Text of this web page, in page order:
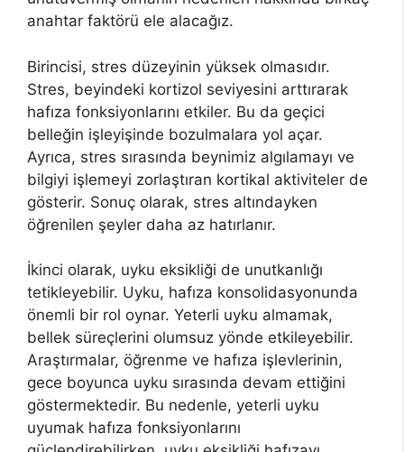
anahtar faktörü ele alacağız.
Birincisi, stres düzeyinin yüksek olmasıdır.
Stres, beyindeki kortizol seviyesini arttırarak
hafıza fonksiyonlarını etkiler. Bu da geçici
belleğin işleyişinde bozulmalara yol açar.
Ayrıca, stres sırasında beynimiz algılamayı ve
bilgiyi işlemeyi zorlaştıran kortikal aktiviteler de
gösterir. Sonuç olarak, stres altındayken
öğrenilen şeyler daha az hatırlanır.
İkinci olarak, uyku eksikliği de unutkanlığı
tetikleyebilir. Uyku, hafıza konsolidasyonunda
önemli bir rol oynar. Yeterli uyku almamak,
bellek süreçlerini olumsuz yönde etkileyebilir.
Araştırmalar, öğrenme ve hafıza işlevlerinin,
gece boyunca uyku sırasında devam ettiğini
göstermektedir. Bu nedenle, yeterli uyku
uyumak hafıza fonksiyonlarını